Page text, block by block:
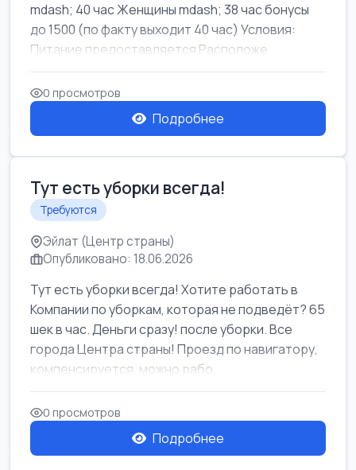
mdash; 40 час Женщины mdash; 38 час бонусы
до 1500 (по факту выходит 40 час) Условия:
Питание предоставляется Расположе...
0 просмотров
Подробнее
Тут есть уборки всегда!
Требуются
Эйлат (Центр страны)
Опубликовано: 18.06.2026
Тут есть уборки всегда! Хотите работать в
Компании по уборкам, которая не подведёт? 65
шек в час. Деньги сразу! после уборки. Все
города Центра страны! Проезд по навигатору,
компенсируется. можно рабо...
0 просмотров
Подробнее